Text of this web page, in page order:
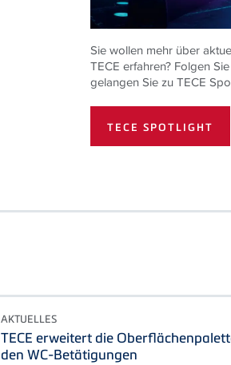
Sie wollen mehr über
TECE erfahren? Folgen
gelangen Sie zu TECE
TECE SPOTLIGHT
AKTUELLES
TECE erweitert die
den WC-Betätigungen